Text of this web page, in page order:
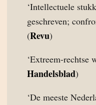
‘Intellectuele
geschreven;
(Revu)
‘Extreem-rechtse
Handelsblad)
‘De meeste